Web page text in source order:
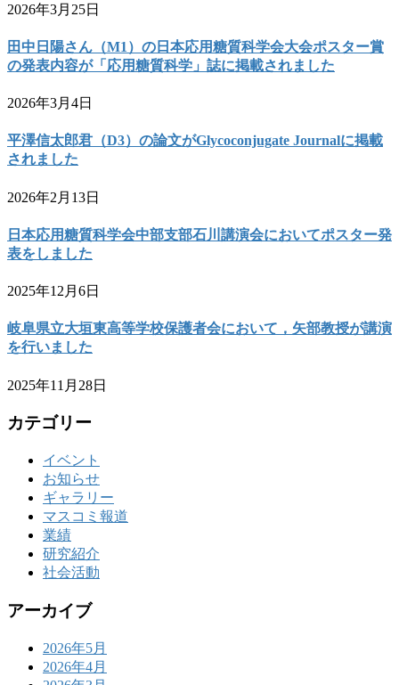
2026年3月25日
田中日陽さん（M1）の日本応用糖質科学会大会ポスター賞
の発表内容が「応用糖質科学」誌に掲載されました
2026年3月4日
平澤信太郎君（D3）の論文がGlycoconjugate Journalに掲載
されました
2026年2月13日
日本応用糖質科学会中部支部石川講演会においてポスター発
表をしました
2025年12月6日
岐阜県立大垣東高等学校保護者会において，矢部教授が講演
を行いました
2025年11月28日
カテゴリー
イベント
お知らせ
ギャラリー
マスコミ報道
業績
研究紹介
社会活動
アーカイブ
2026年5月
2026年4月